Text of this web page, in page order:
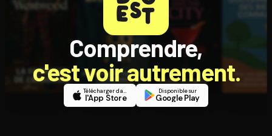
Comprendre,
c'est voir autrement.
Télécharger dans
l'App Store
Disponible sur
Google Play